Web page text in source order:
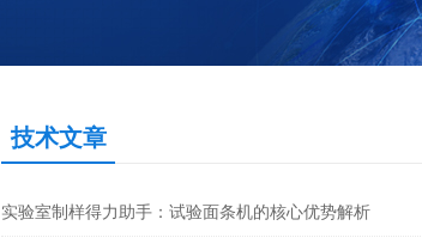
技术文章
实验室制样得力助手：试验面条机的核心优势解析